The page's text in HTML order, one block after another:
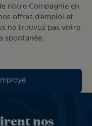
notre Compagnie en
offres d’emploi et
ne trouvez pas votre
spontanée.
nos